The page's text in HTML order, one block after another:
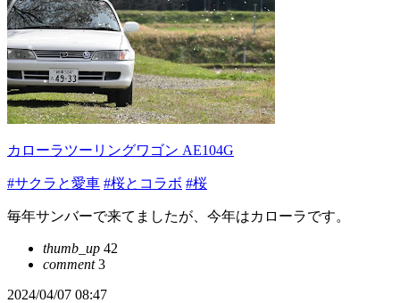
カローラツーリングワゴン AE104G
#サクラと愛車 #桜とコラボ #桜
毎年サンバーで来てましたが、今年はカローラです。
thumb_up 42
comment3
2024/04/07 08:47